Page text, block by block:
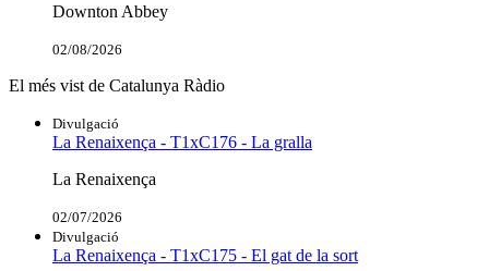
Downton Abbey
02/08/2026
El més vist de Catalunya Ràdio
Divulgació
La Renaixença - T1xC176 - La gralla
La Renaixença
02/07/2026
Divulgació
La Renaixença - T1xC175 - El gat de la sort